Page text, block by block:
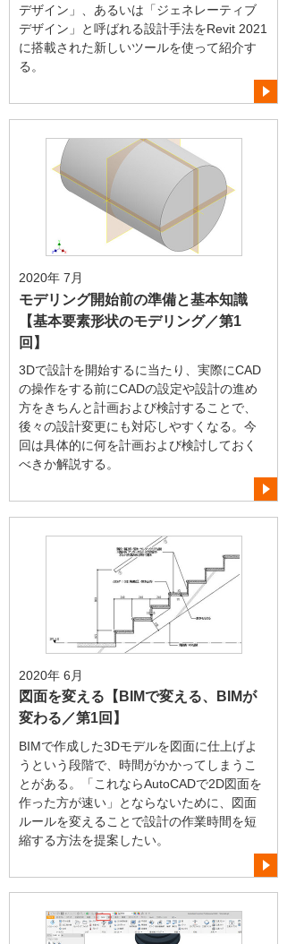
デザイン」、あるいは「ジェネレーティブ
デザイン」と呼ばれる設計手法をRevit 2021
に搭載された新しいツールを使って紹介す
る。
2020年 7月
モデリング開始前の準備と基本知識
【基本要素形状のモデリング／第1
回】
3Dで設計を開始するに当たり、実際にCAD
の操作をする前にCADの設定や設計の進め
方をきちんと計画および検討することで、
後々の設計変更にも対応しやすくなる。今
回は具体的に何を計画および検討しておく
べきか解説する。
2020年 6月
図面を変える【BIMで変える、BIMが
変わる／第1回】
BIMで作成した3Dモデルを図面に仕上げよ
うという段階で、時間がかかってしまうこ
とがある。「これならAutoCADで2D図面を
作った方が速い」とならないために、図面
ルールを変えることで設計の作業時間を短
縮する方法を提案したい。